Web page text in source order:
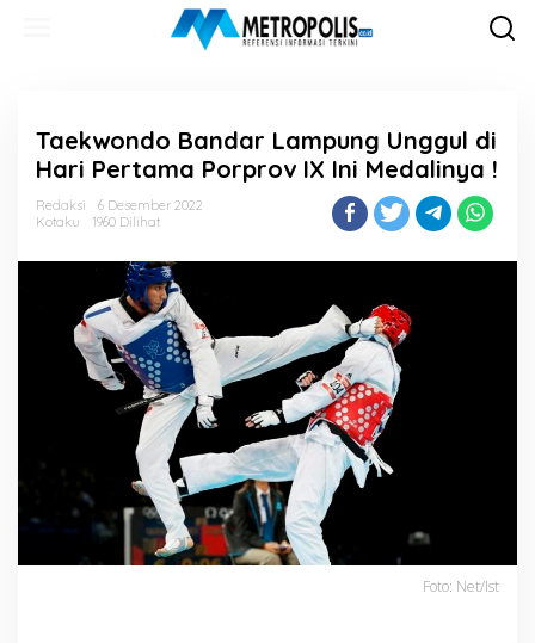
Taekwondo Bandar Lampung Unggul di
Hari Pertama Porprov IX Ini Medalinya !
Redaksi
6 Desember 2022
Kotaku
1960 Dilihat
Foto: Net/Ist